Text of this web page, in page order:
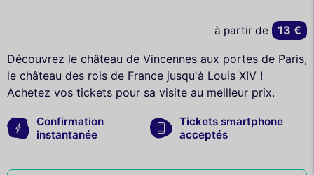
Découvrez le château de Vincennes aux portes de Paris,
le château des rois de France jusqu'à Louis XIV !
Achetez vos tickets pour sa visite au meilleur prix.
Confirmation
instantanée
Tickets smartphone
acceptés
à partir de 13 €